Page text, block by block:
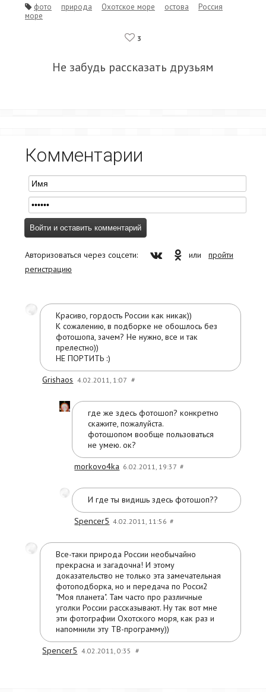
фото природа Охотское море остова
Россия
море
3
Не забудь рассказать друзьям
Комментарии
Авторизоваться через соцсети: или пройти
регистрацию
Красиво, гордость России как никак))
К сожалению, в подборке не обошлось без
фотошопа, зачем? Не нужно, все и так
прелестно))
НЕ ПОРТИТЬ :)
Grishaos 4.02.2011, 1:07 #
где же здесь фотошоп? конкретно
скажите, пожалуйста.
фотошопом вообще пользоваться
не умею. ок?
morkovo4ka 6.02.2011, 19:37 #
И где ты видишь здесь фотошоп??
Spencer5 4.02.2011, 11:56 #
Все-таки природа России необычайно
прекрасна и загадочна! И этому
доказательство не только эта замечательная
фотоподборка, но и передача по Росси2
"Моя планета". Там часто про различные
уголки России рассказывают. Ну так вот мне
эти фотографии Охотского моря, как раз и
напомнили эту ТВ-программу))
Spencer5 4.02.2011, 0:35 #